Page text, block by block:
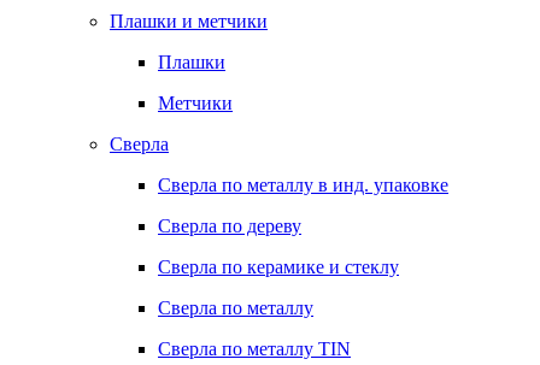
Плашки и метчики
Плашки
Метчики
Сверла
Сверла по металлу в инд. упаковке
Сверла по дереву
Сверла по керамике и стеклу
Сверла по металлу
Сверла по металлу TIN